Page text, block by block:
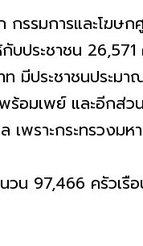
กรรมการและโฆ
กับประชาชน
มีประชาชนประม
อมเพย์ และอีกส่ว
พราะกระทรวงมห
วน 97,466 ครัวเ